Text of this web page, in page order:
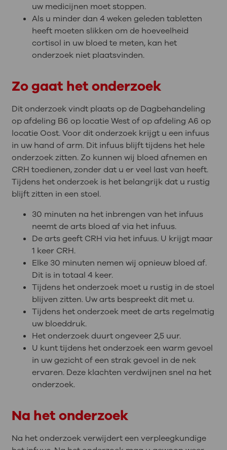
uw medicijnen moet stoppen.
Als u minder dan 4 weken geleden tabletten
heeft moeten slikken om de hoeveelheid
cortisol in uw bloed te meten, kan het
onderzoek niet plaatsvinden.
Zo gaat het onderzoek
Dit onderzoek vindt plaats op de Dagbehandeling
op afdeling B6 op locatie West of op afdeling A6 op
locatie Oost. Voor dit onderzoek krijgt u een infuus
in uw hand of arm. Dit infuus blijft tijdens het hele
onderzoek zitten. Zo kunnen wij bloed afnemen en
CRH toedienen, zonder dat u er veel last van heeft.
Tijdens het onderzoek is het belangrijk dat u rustig
blijft zitten in een stoel.
30 minuten na het inbrengen van het infuus
neemt de arts bloed af via het infuus.
De arts geeft CRH via het infuus. U krijgt maar
1 keer CRH.
Elke 30 minuten nemen wij opnieuw bloed af.
Dit is in totaal 4 keer.
Tijdens het onderzoek moet u rustig in de stoel
blijven zitten. Uw arts bespreekt dit met u.
Tijdens het onderzoek meet de arts regelmatig
uw bloeddruk.
Het onderzoek duurt ongeveer 2,5 uur.
U kunt tijdens het onderzoek een warm gevoel
in uw gezicht of een strak gevoel in de nek
ervaren. Deze klachten verdwijnen snel na het
onderzoek.
Na het onderzoek
Na het onderzoek verwijdert een verpleegkundige